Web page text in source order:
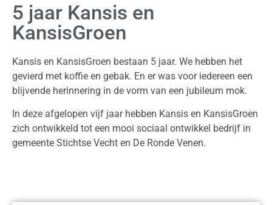
5 jaar Kansis en
KansisGroen
Kansis en KansisGroen bestaan 5 jaar. We hebben het
gevierd met koffie en gebak. En er was voor iedereen een
blijvende herinnering in de vorm van een jubileum mok.
In deze afgelopen vijf jaar hebben Kansis en KansisGroen
zich ontwikkeld tot een mooi sociaal ontwikkel bedrijf in
gemeente Stichtse Vecht en De Ronde Venen.